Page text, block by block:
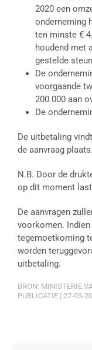
2020 een
onderneming
ten minste €
houdend met
gestelde
De
voorgaande
200.000 aan
De
De uitbetaling
de aanvraag plaats.
N.B. Door de
op dit moment
De aanvragen
voorkomen.
tegemoetkoming
worden
uitbetaling.
BRON: MINISTERIE
PUBLICATIE | 27-03-